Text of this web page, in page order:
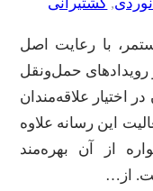
فعالیت مستمر، با رعایت اصل
حمل‌ونقل
اختیار علاقه‌مندان
این رسانه علاوه
از آن بهره‌مند
از…